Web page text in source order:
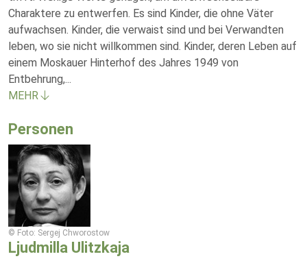
Charaktere zu entwerfen. Es sind Kinder, die ohne Väter
aufwachsen. Kinder, die verwaist sind und bei Verwandten
leben, wo sie nicht willkommen sind. Kinder, deren Leben auf
einem Moskauer Hinterhof des Jahres 1949 von
Entbehrung,...
MEHR
Personen
© Foto: Sergej Chworostow
Ljudmilla Ulitzkaja